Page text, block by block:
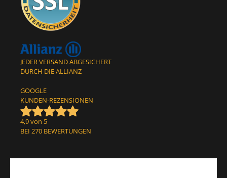
JEDER VERSAND ABGESICHERT
DURCH DIE ALLIANZ
GOOGLE
KUNDEN-REZENSIONEN
4,9 von 5
BEI 270 BEWERTUNGEN